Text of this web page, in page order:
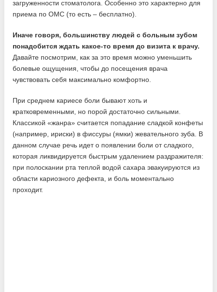
загруженности стоматолога. Особенно это характерно для
приема по ОМС (то есть – бесплатно).
Иначе говоря, большинству людей с больным зубом
понадобится ждать какое-то время до визита к врачу.
Давайте посмотрим, как за это время можно уменьшить
болевые ощущения, чтобы до посещения врача
чувствовать себя максимально комфортно.
При среднем кариесе боли бывают хоть и
кратковременными, но порой достаточно сильными.
Классикой «жанра» считается попадание сладкой конфеты
(например, ириски) в фиссуры (ямки) жевательного зуба. В
данном случае речь идет о появлении боли от сладкого,
которая ликвидируется быстрым удалением раздражителя:
при полоскании рта теплой водой сахара эвакуируются из
области кариозного дефекта, и боль моментально
проходит.